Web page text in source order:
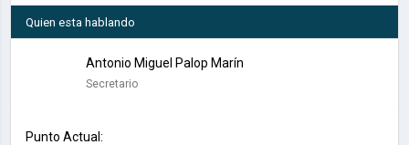
Quien esta hablando
Antonio Miguel Palop Marín
Secretario
Punto Actual: